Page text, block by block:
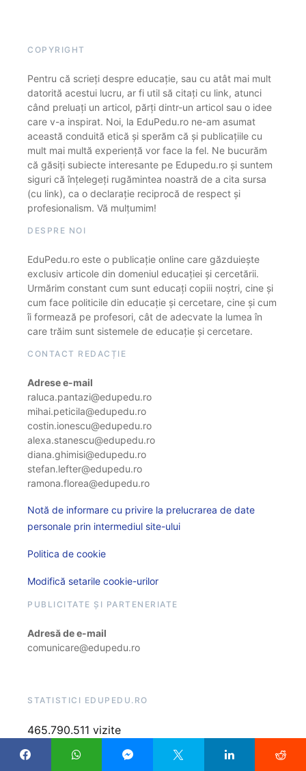
COPYRIGHT
Pentru că scrieți despre educație, sau cu atât mai mult
datorită acestui lucru, ar fi util să citați cu link, atunci
când preluați un articol, părți dintr-un articol sau o idee
care v-a inspirat. Noi, la EduPedu.ro ne-am asumat
această conduită etică și sperăm că și publicațiile cu
mult mai multă experiență vor face la fel. Ne bucurăm
că găsiți subiecte interesante pe Edupedu.ro și suntem
siguri că înțelegeți rugămintea noastră de a cita sursa
(cu link), ca o declarație reciprocă de respect și
profesionalism. Vă mulțumim!
DESPRE NOI
EduPedu.ro este o publicație online care găzduiește
exclusiv articole din domeniul educației și cercetării.
Urmărim constant cum sunt educați copiii noștri, cine și
cum face politicile din educație și cercetare, cine și cum
îi formează pe profesori, cât de adecvate la lumea în
care trăim sunt sistemele de educație și cercetare.
CONTACT REDACȚIE
Adrese e-mail
raluca.pantazi@edupedu.ro
mihai.peticila@edupedu.ro
costin.ionescu@edupedu.ro
alexa.stanescu@edupedu.ro
diana.ghimisi@edupedu.ro
stefan.lefter@edupedu.ro
ramona.florea@edupedu.ro
Notă de informare cu privire la prelucrarea de date
personale prin intermediul site-ului
Politica de cookie
Modifică setarile cookie-urilor
PUBLICITATE ȘI PARTENERIATE
Adresă de e-mail
comunicare@edupedu.ro
STATISTICI EDUPEDU.RO
465.790.511 vizite